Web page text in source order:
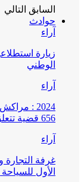
السابق التالي
حوادث
آراء
زيارة
الوطني
آراء
2024 :
656 قضية تتعلق بغسيل الأموال
آراء
غرفة التجارة
الأول